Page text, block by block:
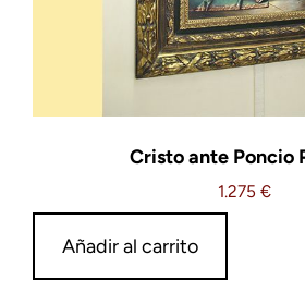
Cristo ante Poncio
1.275 €
Añadir al carrito